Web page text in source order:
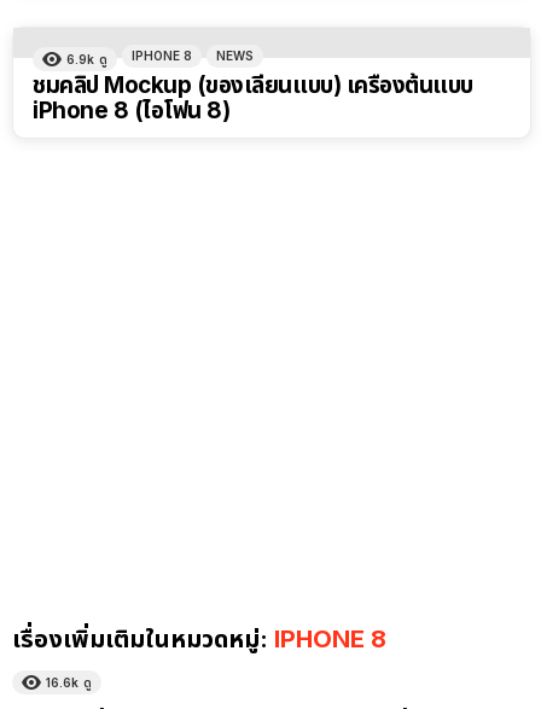
6.9k ดู IPHONE 8 NEWS
ชมคลิป Mockup (ของเลียนแบบ) เครื่องต้นแบบ
iPhone 8 (ไอโฟน 8)
เรื่องเพิ่มเติมในหมวดหมู่: IPHONE 8
16.6k ดู